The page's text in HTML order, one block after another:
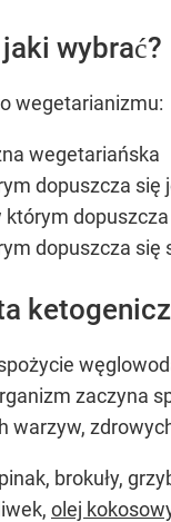
wybrać?
wegetarianizmu:
wegetariańska
dopuszcza się
dopuszcza się
zaczyna
brokuły,
olej